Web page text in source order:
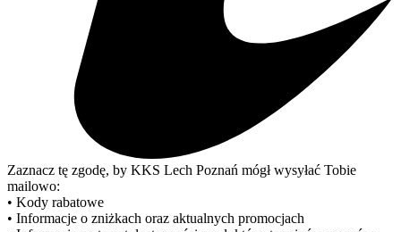
Zaznacz tę zgodę, by KKS Lech Poznań mógł wysyłać Tobie
mailowo:
• Kody rabatowe
• Informacje o zniżkach oraz aktualnych promocjach